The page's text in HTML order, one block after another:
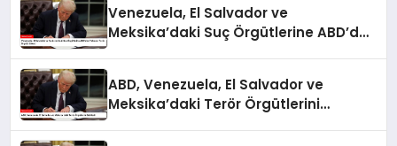
Venezuela, El Salvador ve
Meksika’daki Suç Örgütlerine ABD’den
ABD, Venezuela, El Salvador ve
Meksika’daki Terör Örgütlerini